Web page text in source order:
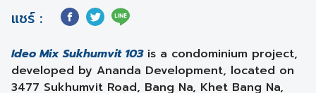
แชร์ :
Ideo Mix Sukhumvit 103is a condominium project,
developed by Ananda Development, located on
3477 Sukhumvit Road, Bang Na, Khet Bang Na,